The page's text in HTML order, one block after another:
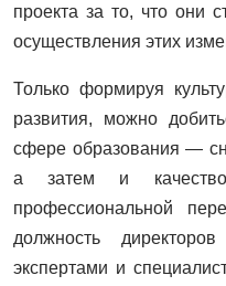
проекта за то, что они
осуществления этих
Только формируя
развития, можно
сфере образования —
а затем и качество
профессиональной
должность
экспертами и